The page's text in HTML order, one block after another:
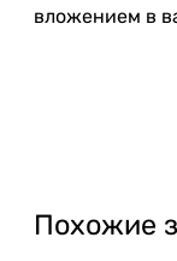
вложением в
Похожие